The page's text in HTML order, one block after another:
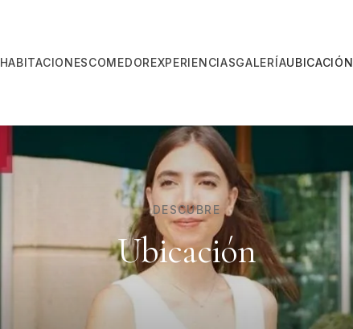
HABITACIONESCOMEDOREXPERIENCIASGALERÍAUBICACIÓN
DESCUBRE
Ubicación